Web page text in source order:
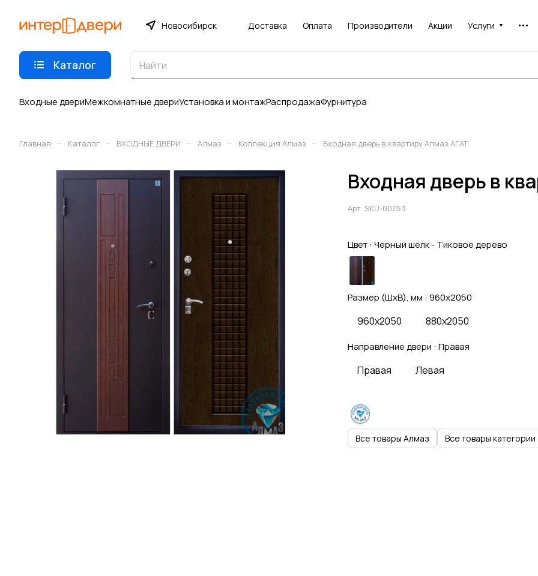
Новосибирск Доставка Оплата Производители Акции Услуги
Каталог
Входные двериМежкомнатные двериУстановка и монтажРаспродажаФурнитура
Главная – Каталог – ВХОДНЫЕ ДВЕРИ – Алмаз – Коллекция Алмаз – Входная дверь в квартиру Алмаз АГАТ
Входная дверь в
Арт. SKU-00753
Цвет : Черный шелк - Тиковое дерево
Размер (ШхВ), мм : 960x2050
960x2050 880x2050
Направление двери : Правая
Правая Левая
Все товары Алмаз Все товары категории